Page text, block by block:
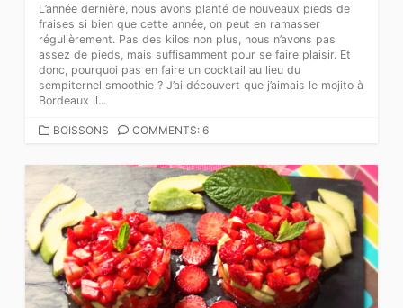
L’année dernière, nous avons planté de nouveaux pieds de
fraises si bien que cette année, on peut en ramasser
régulièrement. Pas des kilos non plus, nous n’avons pas
assez de pieds, mais suffisamment pour se faire plaisir. Et
donc, pourquoi pas en faire un cocktail au lieu du
sempiternel smoothie ? J’ai découvert que j’aimais le mojito à
Bordeaux il...
CATEGORIES
BOISSONS COMMENTS: 6